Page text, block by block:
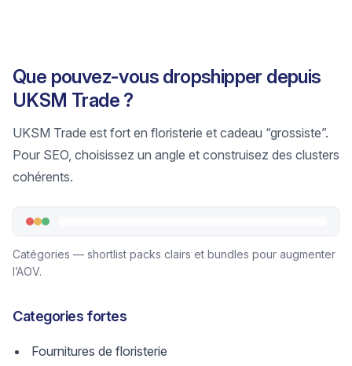
Que pouvez-vous dropshipper depuis
UKSM Trade ?
UKSM Trade est fort en floristerie et cadeau “grossiste”.
Pour SEO, choisissez un angle et construisez des clusters
cohérents.
Catégories — shortlist packs clairs et bundles pour augmenter
l’AOV.
Categories fortes
Fournitures de floristerie